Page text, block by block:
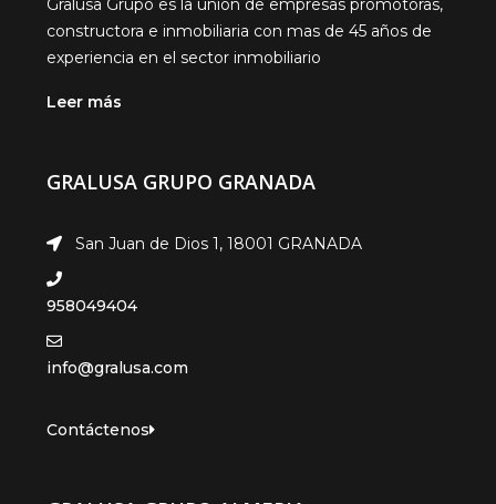
Gralusa Grupo es la unión de empresas promotoras,
constructora e inmobiliaria con mas de 45 años de
experiencia en el sector inmobiliario
Leer más
GRALUSA GRUPO GRANADA
San Juan de Dios 1, 18001 GRANADA
958049404
info@gralusa.com
Contáctenos